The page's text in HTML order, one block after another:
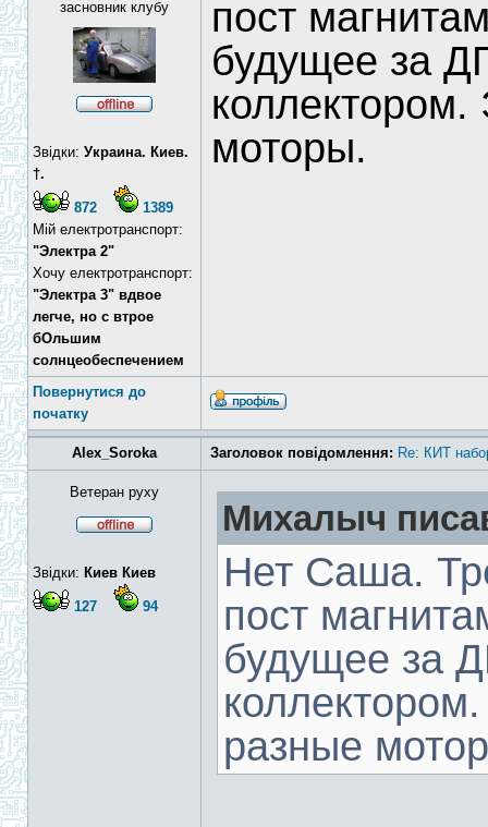
засновник клубу
Звідки: Украина. Киев.
†.
872
1389
Мій електротранспорт:
"Электра 2"
Хочу електротранспорт:
"Электра 3" вдвое
легче, но с втрое
бОльшим
солнцеобеспечением
пост
будущее за
моторы.
Повернутися до
початку
Alex_Soroka Заголовок повідомлення: Re: КИТ
Ветеран руху
Звідки: Киев Киев
127 94
Михалыч
Нет Саша.
пост
будущее за
разные